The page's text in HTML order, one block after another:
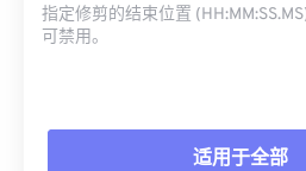
指定修剪的结束位置
可禁用。
适用于全部